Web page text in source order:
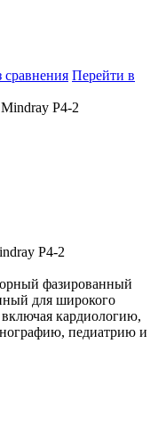
сравнения Перейти в
P4-2
фазированный
для широкого
кардиологию,
педиатрию и